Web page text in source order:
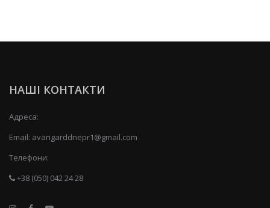
НАШІ КОНТАКТИ
Адреса:
Email: avangarddnepr1@gmail.com
Телефони:
+38 (050) 042 24 28